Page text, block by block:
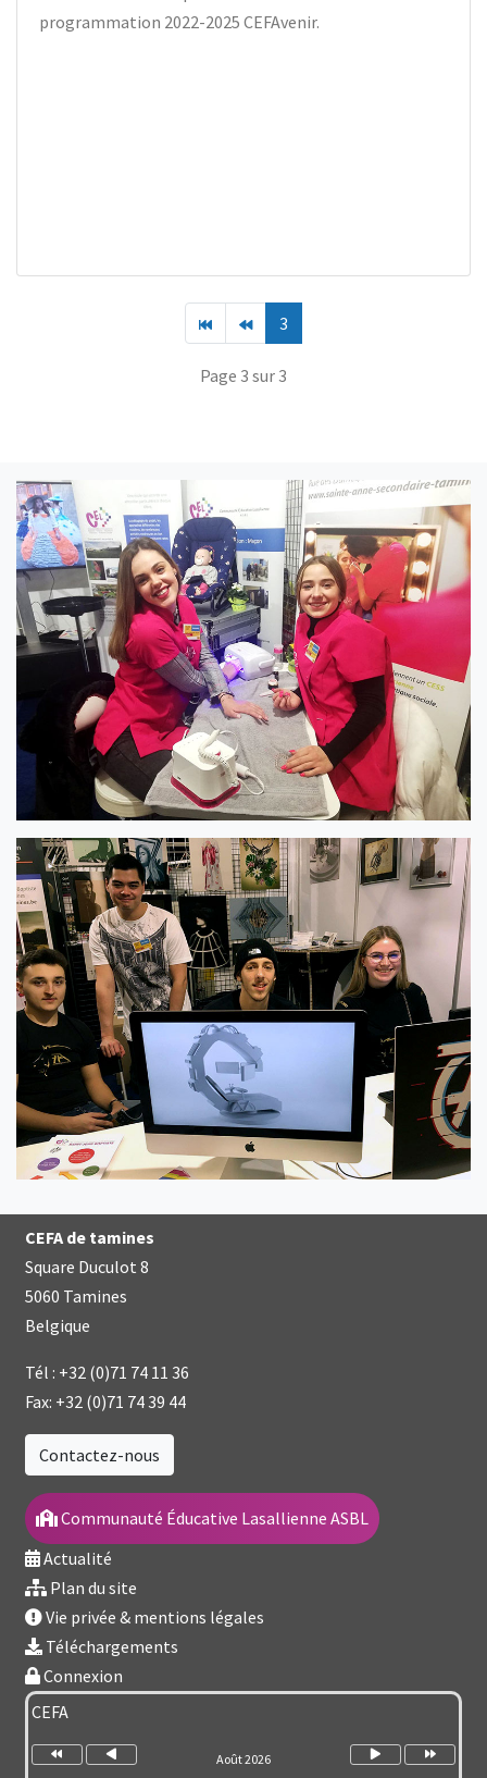
programmation 2022-2025 CEFAvenir.
3
Page 3 sur 3
CEFA de tamines
Square Duculot 8
5060 Tamines
Belgique
Tél : +32 (0)71 74 11 36
Fax: +32 (0)71 74 39 44
Contactez-nous
Communauté Éducative Lasallienne ASBL
Actualité
Plan du site
Vie privée & mentions légales
Téléchargements
Connexion
CEFA
Année
précédente
Mois
précédent
suivante
suivant
Août 2026